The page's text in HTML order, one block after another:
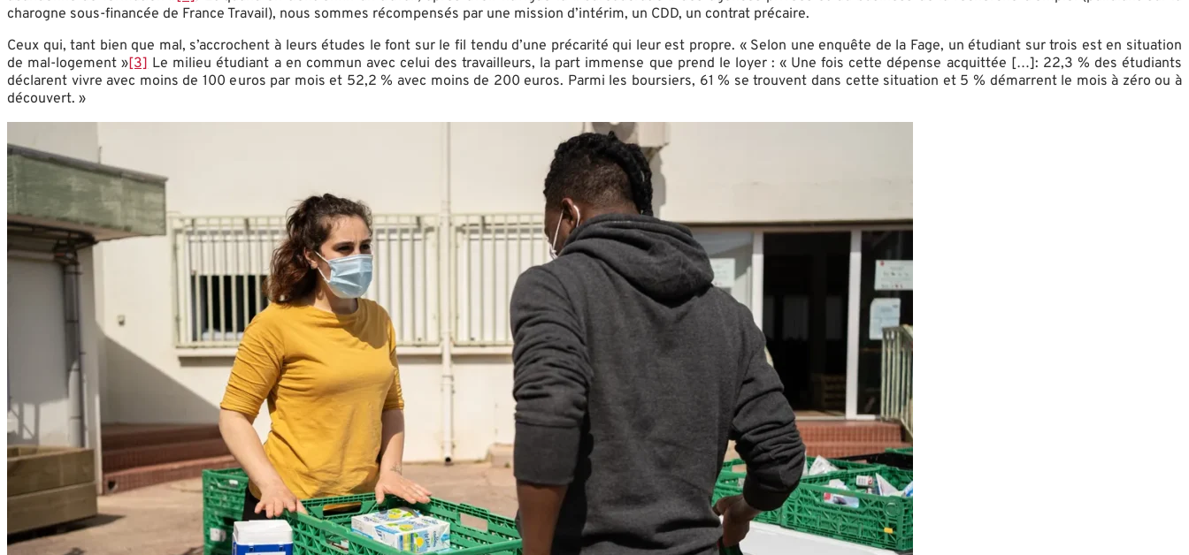
charogne sous-financée de France Travail), nous sommes récompensés par une mission d’intérim, un CDD, un contrat précaire.
Ceux qui, tant bien que mal, s’accrochent à leurs études le font sur le fil tendu d’une précarité qui leur est propre. « Selon une enquête de la Fage, un étudiant sur trois est en situation
de mal-logement »[3] Le milieu étudiant a en commun avec celui des travailleurs, la part immense que prend le loyer : « Une fois cette dépense acquittée […]: 22,3 % des étudiants
déclarent vivre avec moins de 100 euros par mois et 52,2 % avec moins de 200 euros. Parmi les boursiers, 61 % se trouvent dans cette situation et 5 % démarrent le mois à zéro ou à
découvert. »